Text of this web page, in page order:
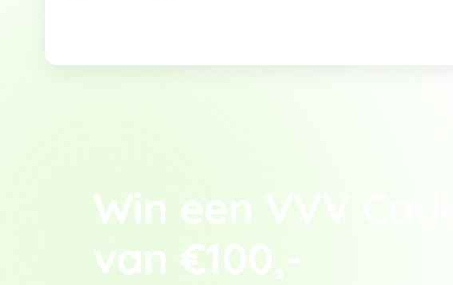
We gebruiken cookies om content en
websiteverkeer te analyseren. Ook delen we
adverteren en analyse. Deze partners kunnen
ze hebben verzameld op basis van jouw
Toestemmingsselectie
Win een VVV
van €100,-